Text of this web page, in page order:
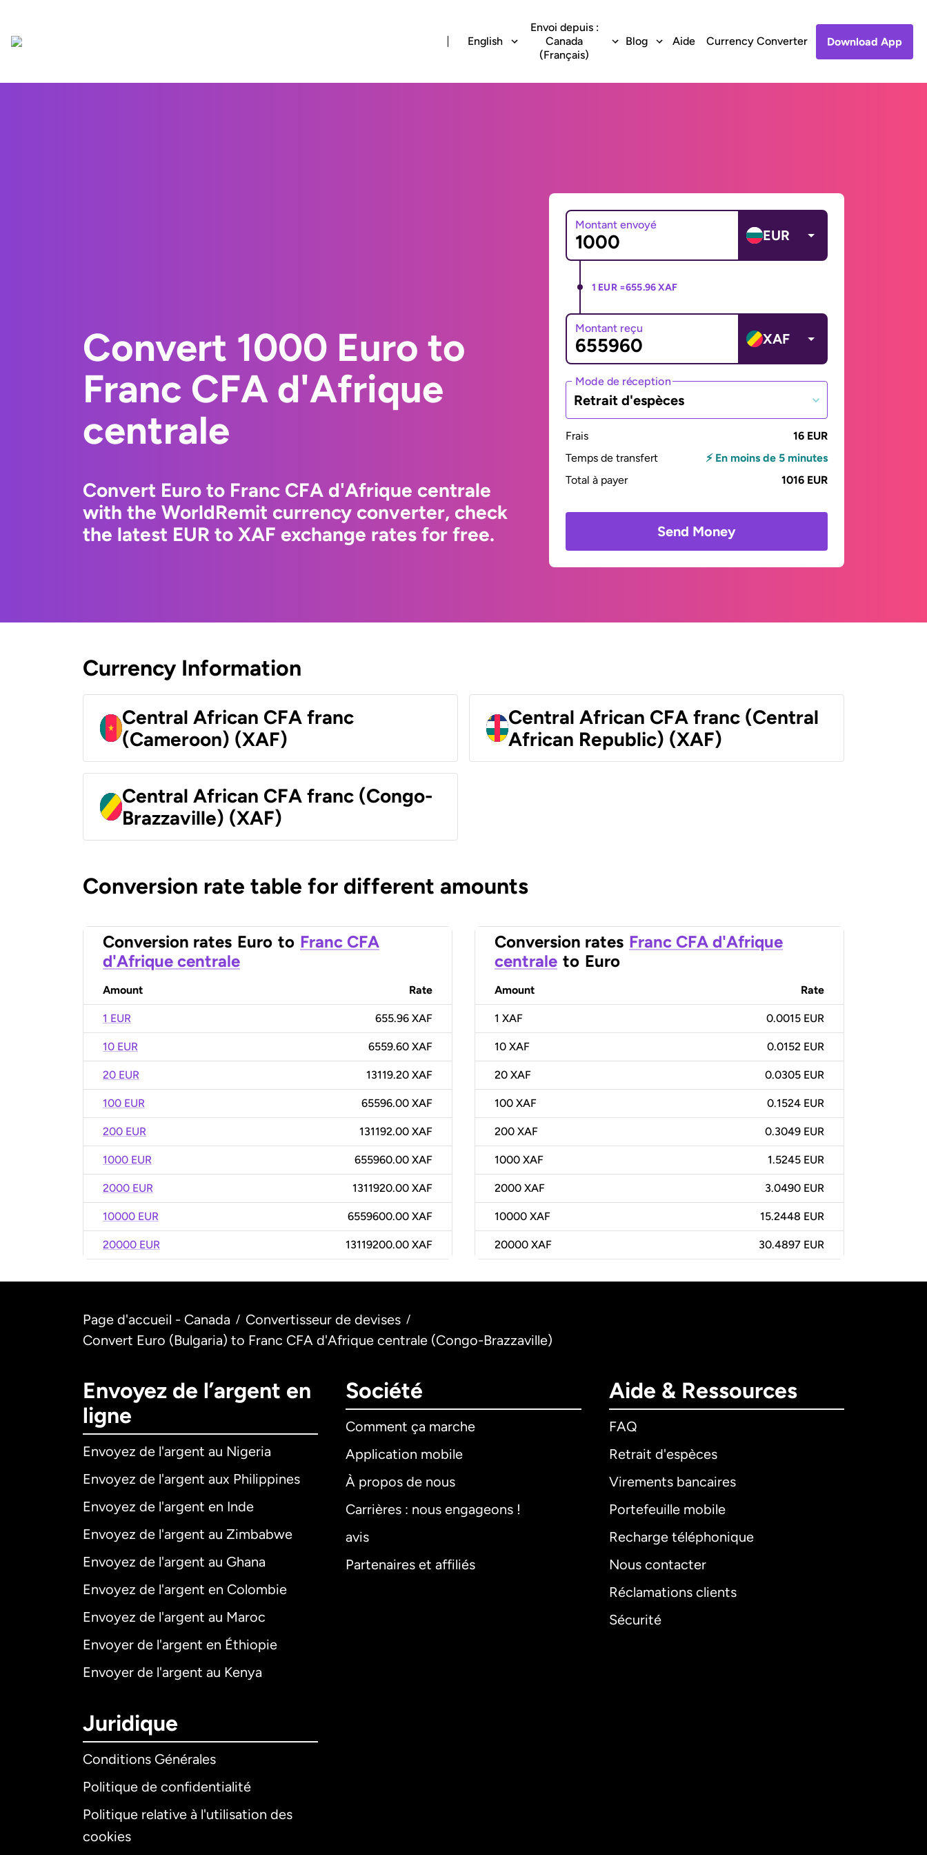
English
Envoi depuis :
Canada
(Français)
Blog Aide Currency Converter Download App
Convert 1000 Euro to
Franc CFA d'Afrique
centrale
Convert Euro to Franc CFA d'Afrique centrale
with the WorldRemit currency converter, check
the latest EUR to XAF exchange rates for free.
Montant envoyé
EUR
1 EUR =655.96 XAF
Montant reçu
XAF
Mode de réception
Retrait d'espèces
Frais
16 EUR
Temps de transfert
⚡ En moins de 5 minutes
Total à payer
1016 EUR
Send Money
Currency Information
Central African CFA franc
(Cameroon) (XAF)
Central African CFA franc (Central
African Republic) (XAF)
Central African CFA franc (Congo-
Brazzaville) (XAF)
Conversion rate table for different amounts
Conversion rates Euro to Franc CFA
d'Afrique centrale
Amount Rate
1 EUR 655.96 XAF
10 EUR 6559.60 XAF
20 EUR 13119.20 XAF
100 EUR 65596.00 XAF
200 EUR 131192.00 XAF
1000 EUR 655960.00 XAF
2000 EUR 1311920.00 XAF
10000 EUR 6559600.00 XAF
20000 EUR 13119200.00 XAF
Conversion rates Franc CFA d'Afrique
centrale to Euro
Amount Rate
1 XAF 0.0015 EUR
10 XAF 0.0152 EUR
20 XAF 0.0305 EUR
100 XAF 0.1524 EUR
200 XAF 0.3049 EUR
1000 XAF 1.5245 EUR
2000 XAF 3.0490 EUR
10000 XAF 15.2448 EUR
20000 XAF 30.4897 EUR
Page d'accueil - Canada / Convertisseur de devises /
Convert Euro (Bulgaria) to Franc CFA d'Afrique centrale (Congo-Brazzaville)
Envoyez de l’argent en
ligne
Envoyez de l'argent au Nigeria
Envoyez de l'argent aux Philippines
Envoyez de l'argent en Inde
Envoyez de l'argent au Zimbabwe
Envoyez de l'argent au Ghana
Envoyez de l'argent en Colombie
Envoyez de l'argent au Maroc
Envoyer de l'argent en Éthiopie
Envoyer de l'argent au Kenya
Société
Comment ça marche
Application mobile
À propos de nous
Carrières : nous engageons !
avis
Partenaires et affiliés
Aide & Ressources
FAQ
Retrait d'espèces
Virements bancaires
Portefeuille mobile
Recharge téléphonique
Nous contacter
Réclamations clients
Sécurité
Juridique
Conditions Générales
Politique de confidentialité
Politique relative à l'utilisation des
cookies